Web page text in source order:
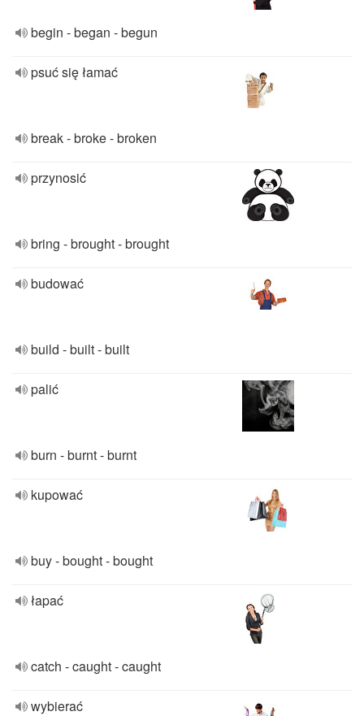
begin - began - begun
psuć się łamać
break - broke - broken
przynosić
bring - brought - brought
budować
build - built - built
palić
burn - burnt - burnt
kupować
buy - bought - bought
łapać
catch - caught - caught
wybierać